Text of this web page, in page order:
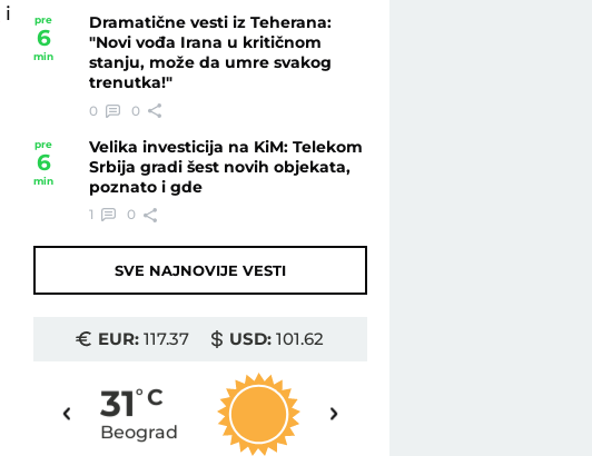
i
pre
6
min
Dramatične vesti iz Teherana:
"Novi vođa Irana u kritičnom
stanju, može da umre svakog
trenutka!"
0 0
pre
6
min
Velika investicija na KiM: Telekom
Srbija gradi šest novih objekata,
poznato i gde
1 0
SVE NAJNOVIJE VESTI
EUR:117.37 USD: 101.62
31 o C
Beograd